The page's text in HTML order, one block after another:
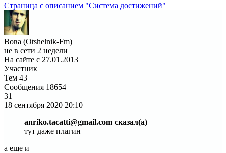
Страница c описанием "Система достижений"
Вова (Otshelnik-Fm)
не в сети 2 недели
На сайте с 27.01.2013
Участник
Тем 43
Сообщения 18654
31
18 сентября 2020 20:10
anriko.tacatti@gmail.com сказал(а)
тут даже плагин
а еще и